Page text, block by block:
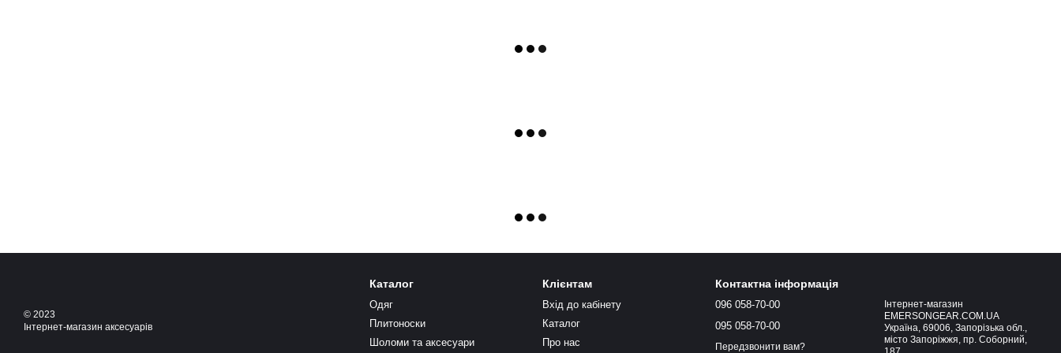
© 2023
Інтернет-магазин аксесуарів
Каталог
Одяг
Плитоноски
Шоломи та аксесуари
Клієнтам
Вхід до кабінету
Каталог
Про нас
Контактна інформація
096 058-70-00
095 058-70-00
Передзвонити вам?
Інтернет-магазин
EMERSONGEAR.COM.UA
Україна, 69006, Запорізька обл.,
місто Запоріжжя, пр. Соборний,